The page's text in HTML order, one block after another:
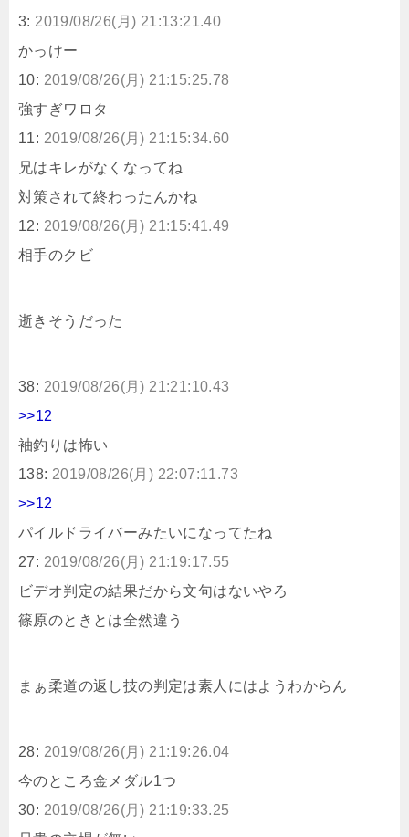
3: 2019/08/26(月) 21:13:21.40
かっけー
10: 2019/08/26(月) 21:15:25.78
強すぎワロタ
11: 2019/08/26(月) 21:15:34.60
兄はキレがなくなってね
対策されて終わったんかね
12: 2019/08/26(月) 21:15:41.49
相手のクビ
逝きそうだった
38: 2019/08/26(月) 21:21:10.43
>>12
袖釣りは怖い
138: 2019/08/26(月) 22:07:11.73
>>12
パイルドライバーみたいになってたね
27: 2019/08/26(月) 21:19:17.55
ビデオ判定の結果だから文句はないやろ
篠原のときとは全然違う
まぁ柔道の返し技の判定は素人にはようわからん
28: 2019/08/26(月) 21:19:26.04
今のところ金メダル1つ
30: 2019/08/26(月) 21:19:33.25